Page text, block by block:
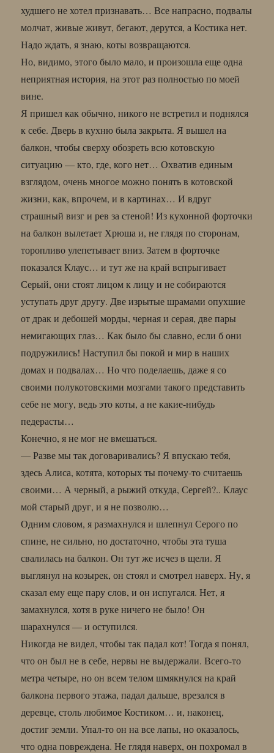
худшего не хотел признавать… Все напрасно, подвалы
молчат, живые живут, бегают, дерутся, а Костика нет.
Надо ждать, я знаю, коты возвращаются.
Но, видимо, этого было мало, и произошла еще одна
неприятная история, на этот раз полностью по моей
вине.
Я пришел как обычно, никого не встретил и поднялся
к себе. Дверь в кухню была закрыта. Я вышел на
балкон, чтобы сверху обозреть всю котовскую
ситуацию — кто, где, кого нет… Охватив единым
взглядом, очень многое можно понять в котовской
жизни, как, впрочем, и в картинах… И вдруг
страшный визг и рев за стеной! Из кухонной форточки
на балкон вылетает Хрюша и, не глядя по сторонам,
торопливо улепетывает вниз. Затем в форточке
показался Клаус… и тут же на край вспрыгивает
Серый, они стоят лицом к лицу и не собираются
уступать друг другу. Две изрытые шрамами опухшие
от драк и дебошей морды, черная и серая, две пары
немигающих глаз… Как было бы славно, если б они
подружились! Наступил бы покой и мир в наших
домах и подвалах… Но что поделаешь, даже я со
своими полукотовскими мозгами такого представить
себе не могу, ведь это коты, а не какие-нибудь
педерасты…
Конечно, я не мог не вмешаться.
— Разве мы так договаривались? Я впускаю тебя,
здесь Алиса, котята, которых ты почему-то считаешь
своими… А черный, а рыжий откуда, Сергей?.. Клаус
мой старый друг, и я не позволю…
Одним словом, я размахнулся и шлепнул Серого по
спине, не сильно, но достаточно, чтобы эта туша
свалилась на балкон. Он тут же исчез в щели. Я
выглянул на козырек, он стоял и смотрел наверх. Ну, я
сказал ему еще пару слов, и он испугался. Нет, я
замахнулся, хотя в руке ничего не было! Он
шарахнулся — и оступился.
Никогда не видел, чтобы так падал кот! Тогда я понял,
что он был не в себе, нервы не выдержали. Всего-то
метра четыре, но он всем телом шмякнулся на край
балкона первого этажа, падал дальше, врезался в
деревце, столь любимое Костиком… и, наконец,
достиг земли. Упал-то он на все лапы, но оказалось,
что одна повреждена. Не глядя наверх, он похромал в